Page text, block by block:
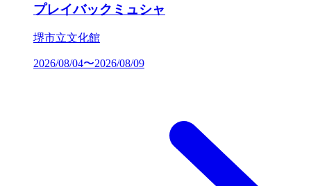
プレイバックミュシャ
堺市立文化館
2026/08/04〜2026/08/09